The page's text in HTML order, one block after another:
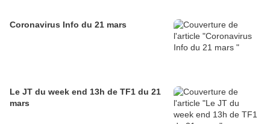
Coronavirus Info du 21 mars
Le JT du week end 13h de TF1 du 21
mars